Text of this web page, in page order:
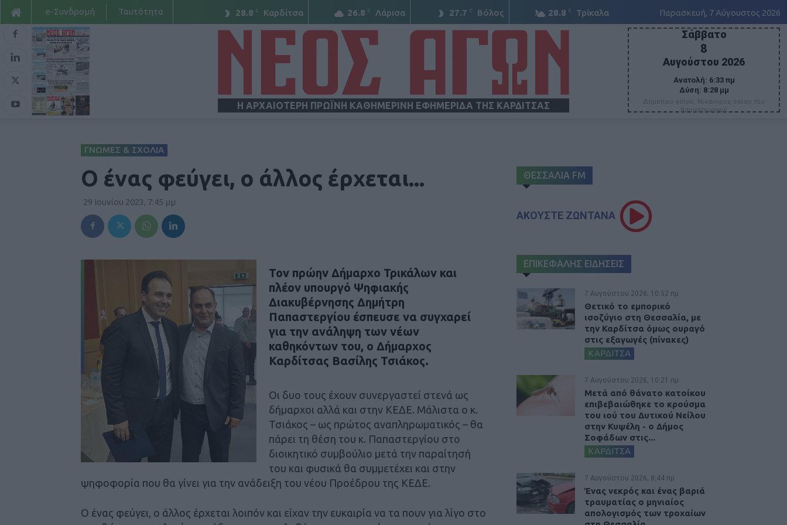
28.8 C Καρδίτσα 26.8 C Λάρισα 27.7 C Βόλος 28.8 C Τρίκαλα Παρασκευή, 7 Αύγουστος 2026
e-Συνδρομή Ταυτότητα
Η ΑΡΧΑΙΟΤΕΡΗ ΠΡΩΪΝΗ ΚΑΘΗΜΕΡΙΝΗ ΕΦΗΜΕΡΙΔΑ ΤΗΣ ΚΑΡΔΙΤΣΑΣ
Σάββατο
8
Αυγούστου 2026
Ανατολή: 6:33 πμ
Δύση: 8:28 μμ
Δομετίου οσίου, Νικάνορος οσίου του
θαυματουργού
ΓΝΩΜΕΣ & ΣΧΟΛΙΑ
Ο ένας φεύγει, ο άλλος έρχεται...
29 Ιουνίου 2023, 7:45 μμ
Τον πρώην Δήμαρχο Τρικάλων και
πλέον υπουργό Ψηφιακής
Διακυβέρνησης Δημήτρη
Παπαστεργίου έσπευσε να συγχαρεί
για την ανάληψη των νέων
καθηκόντων του, ο Δήμαρχος
Καρδίτσας Βασίλης Τσιάκος.
Οι δυο τους έχουν συνεργαστεί στενά ως
δήμαρχοι αλλά και στην ΚΕΔΕ. Μάλιστα ο κ.
Τσιάκος – ως πρώτος αναπληρωματικός – θα
πάρει τη θέση του κ. Παπαστεργίου στο
διοικητικό συμβούλιο μετά την παραίτησή
του και φυσικά θα συμμετέχει και στην
ψηφοφορία που θα γίνει για την ανάδειξη του νέου Προέδρου της ΚΕΔΕ.
Ο ένας φεύγει, ο άλλος έρχεται λοιπόν και είχαν την ευκαιρία να τα πουν για λίγο στο
ΘΕΣΣΑΛΙΑ FM
ΑΚΟΥΣΤΕ ΖΩΝΤΑΝΑ
ΕΠΙΚΕΦΑΛΗΣ ΕΙΔΗΣΕΙΣ
7 Αυγούστου 2026, 10:52 πμ
Θετικό το εμπορικό
ισοζύγιο στη Θεσσαλία, με
την Καρδίτσα όμως ουραγό
στις εξαγωγές (πίνακες)
ΚΑΡΔΙΤΣΑ
7 Αυγούστου 2026, 10:21 πμ
Μετά από θάνατο κατοίκου
επιβεβαιώθηκε το κρούσμα
του ιού του Δυτικού Νείλου
στην Κυψέλη - ο Δήμος
Σοφάδων στις...
ΚΑΡΔΙΤΣΑ
7 Αυγούστου 2026, 8:44 πμ
Ένας νεκρός και ένας βαριά
τραυματίας ο μηνιαίος
απολογισμός των τροχαίων